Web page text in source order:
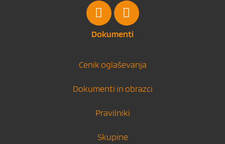
Dokumenti
Cenik oglaševanja
Dokumenti in obrazci
Pravilniki
Skupine